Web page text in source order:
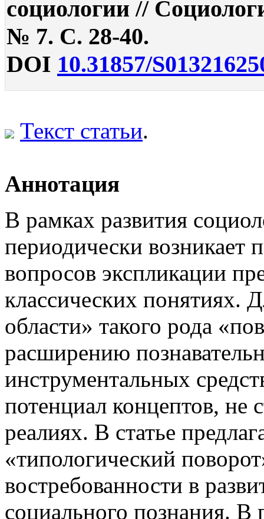
социологии //
№ 7. С. 28-40.
DOI 10.31857/
Текст статьи.
Аннотация
В рамках развития
периодически возникает
вопросов экспликации
классических понятиях.
области» такого рода
расширению
инструментальных
потенциал концептов,
реалиях. В статье
«типологический
востребованности в
социального познания.